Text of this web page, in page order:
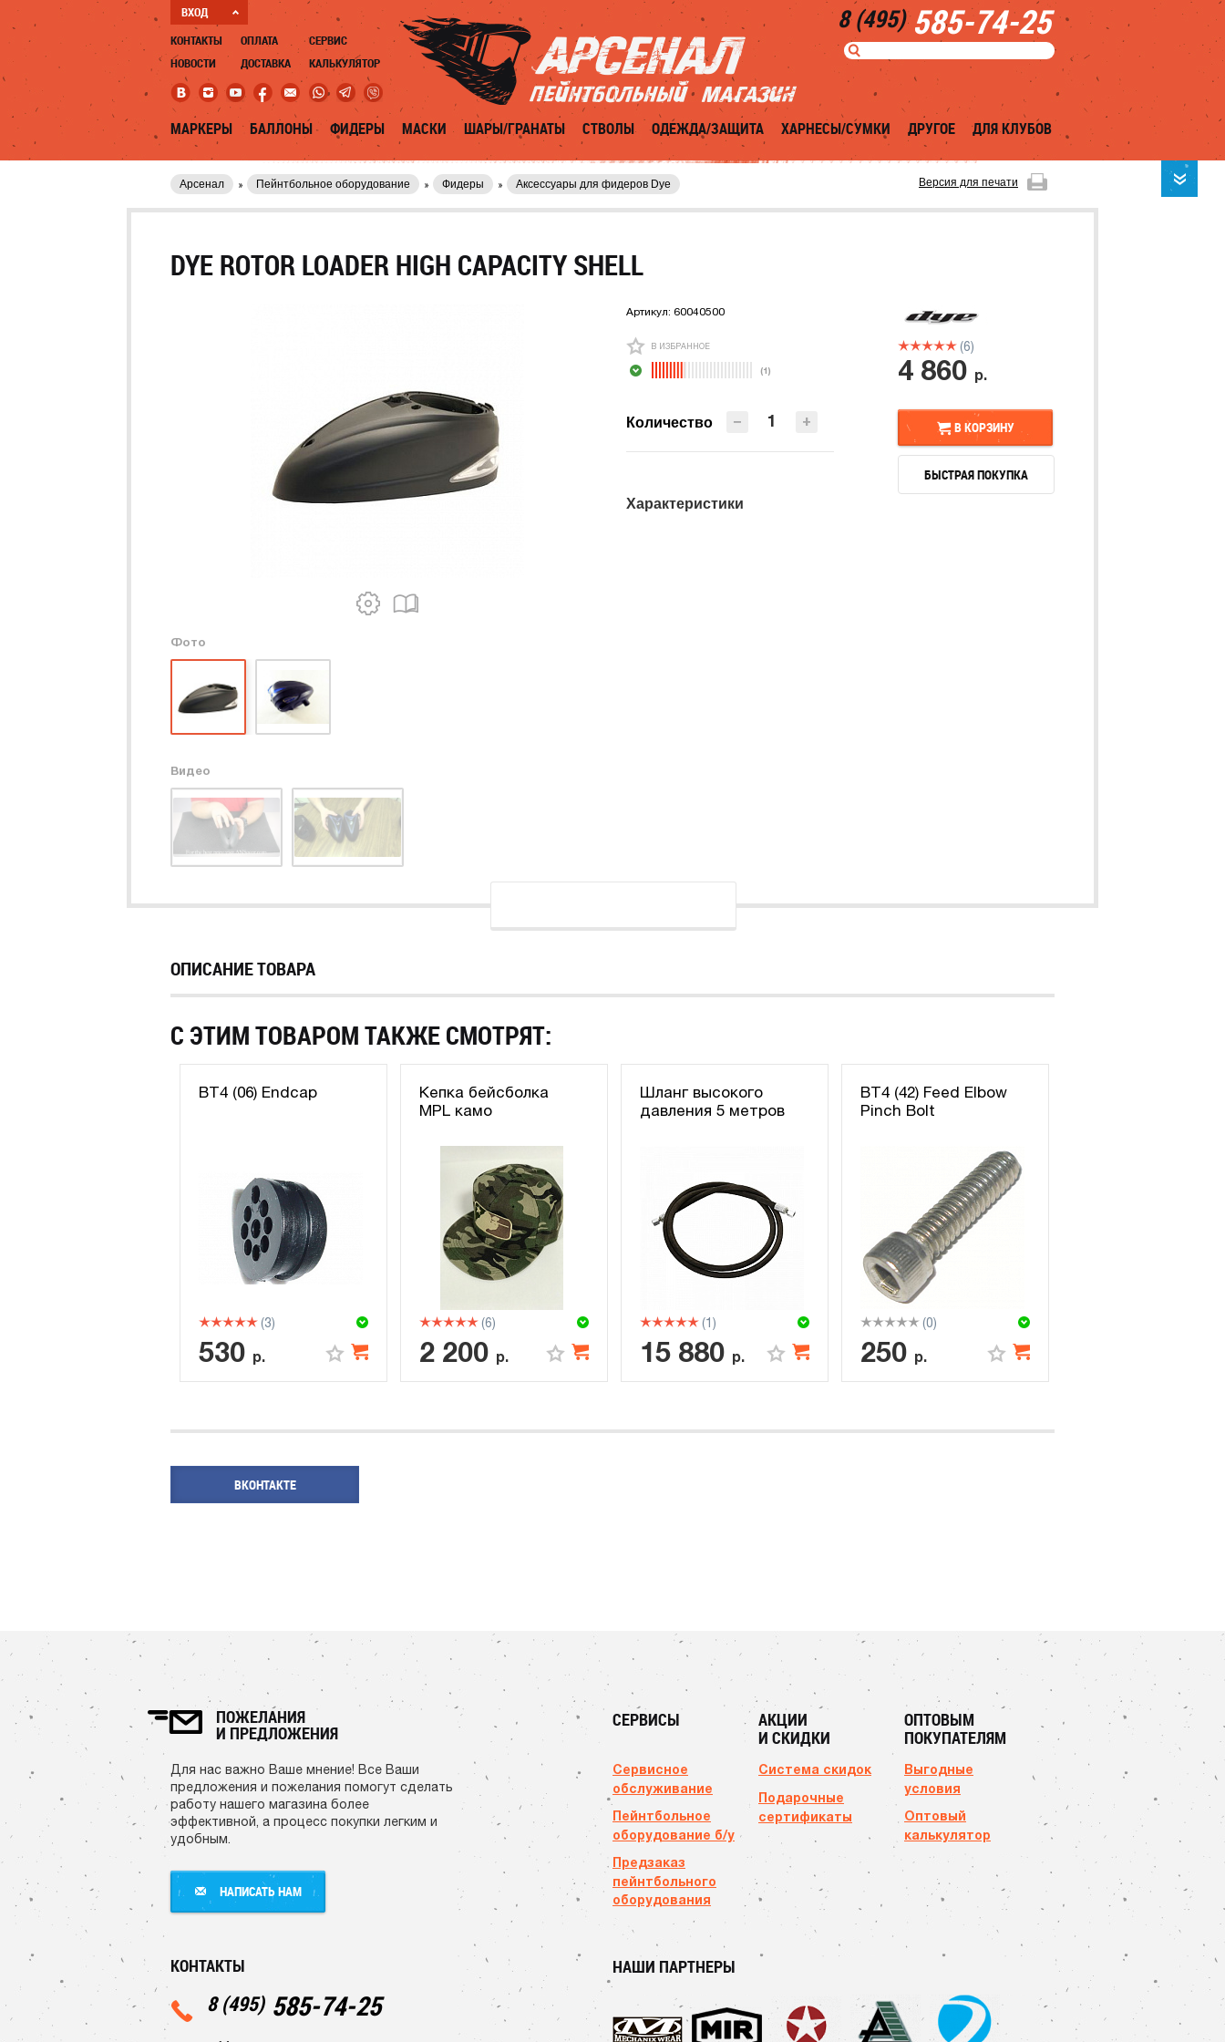
8 (495)585-74-25
ВХОД
КОНТАКТЫ
НОВОСТИ
ОПЛАТА
ДОСТАВКА
СЕРВИС
КАЛЬКУЛЯТОР
МАРКЕРЫ БАЛЛОНЫ ФИДЕРЫ МАСКИ ШАРЫ/ГРАНАТЫ СТВОЛЫ ОДЕЖДА/ЗАЩИТА ХАРНЕСЫ/СУМКИ ДРУГОЕ ДЛЯ КЛУБОВ
Арсенал Пейнтбольное оборудование Фидеры Аксессуары для фидеров Dye Версия для печати
DYE ROTOR LOADER HIGH CAPACITY SHELL
Фото
Видео
(6)
4 860 р.
В КОРЗИНУ
В КОРЗИНУ
БЫСТРАЯ ПОКУПКА
Артикул: 60040500
В ИЗБРАННОЕ
(1)
Количество +
−
Характеристики
ОПИСАНИЕ ТОВАРА
С ЭТИМ ТОВАРОМ ТАКЖЕ СМОТРЯТ:
BT4 (06) Endcap
(3)
530 р.
Кепка бейсболка
MPL камо
(6)
2 200 р.
Шланг высокого
давления 5 метров
(1)
15 880 р.
BT4 (42) Feed Elbow
Pinch Bolt
(0)
250 р.
ВКОНТАКТЕ
СЕРВИСЫ
Сервисное
обслуживание
Пейнтбольное
оборудование б/у
Предзаказ
пейнтбольного
оборудования
АКЦИИ
И СКИДКИ
Система скидок
Подарочные
сертификаты
ОПТОВЫМ
ПОКУПАТЕЛЯМ
Выгодные
условия
Оптовый
калькулятор
ПОЖЕЛАНИЯ
И ПРЕДЛОЖЕНИЯ
Для нас важно Ваше мнение! Все Ваши
предложения и пожелания помогут сделать
работу нашего магазина более
эффективной, а процесс покупки легким и
удобным.
НАПИСАТЬ НАМ
НАШИ ПАРТНЕРЫ
КОНТАКТЫ
8 (495) 585-74-25